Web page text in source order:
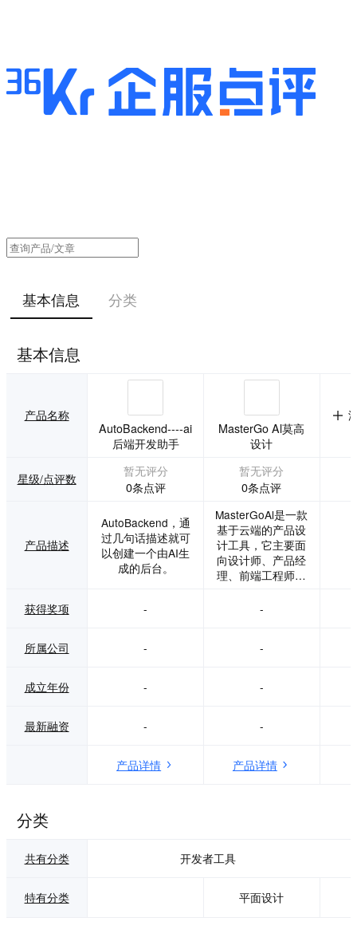
基本信息 分类
基本信息
产品名称
AutoBackend----ai
后端开发助手
MasterGo Al莫高
设计
星级/点评数
暂无评分
0条点评
暂无评分
0条点评
产品描述
AutoBackend，通
过几句话描述就可
以创建一个由AI生
成的后台。
MasterGoAl是一款
基于云端的产品设
计工具，它主要面
向设计师、产品经
理、前端工程师以
获得奖项 - -
所属公司 - -
成立年份 - -
最新融资 - -
产品详情 产品详情
分类
共有分类 开发者工具
特有分类 平面设计